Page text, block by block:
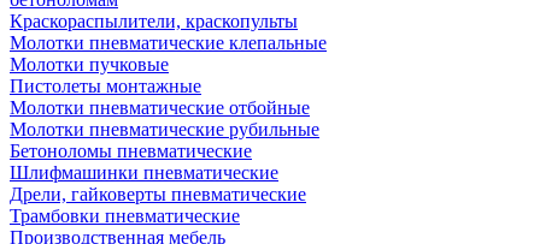
Краскораспылители, краскопульты
Молотки пневматические клепальные
Молотки пучковые
Пистолеты монтажные
Молотки пневматические отбойные
Молотки пневматические рубильные
Бетоноломы пневматические
Шлифмашинки пневматические
Дрели, гайковерты пневматические
Трамбовки пневматические
Производственная мебель